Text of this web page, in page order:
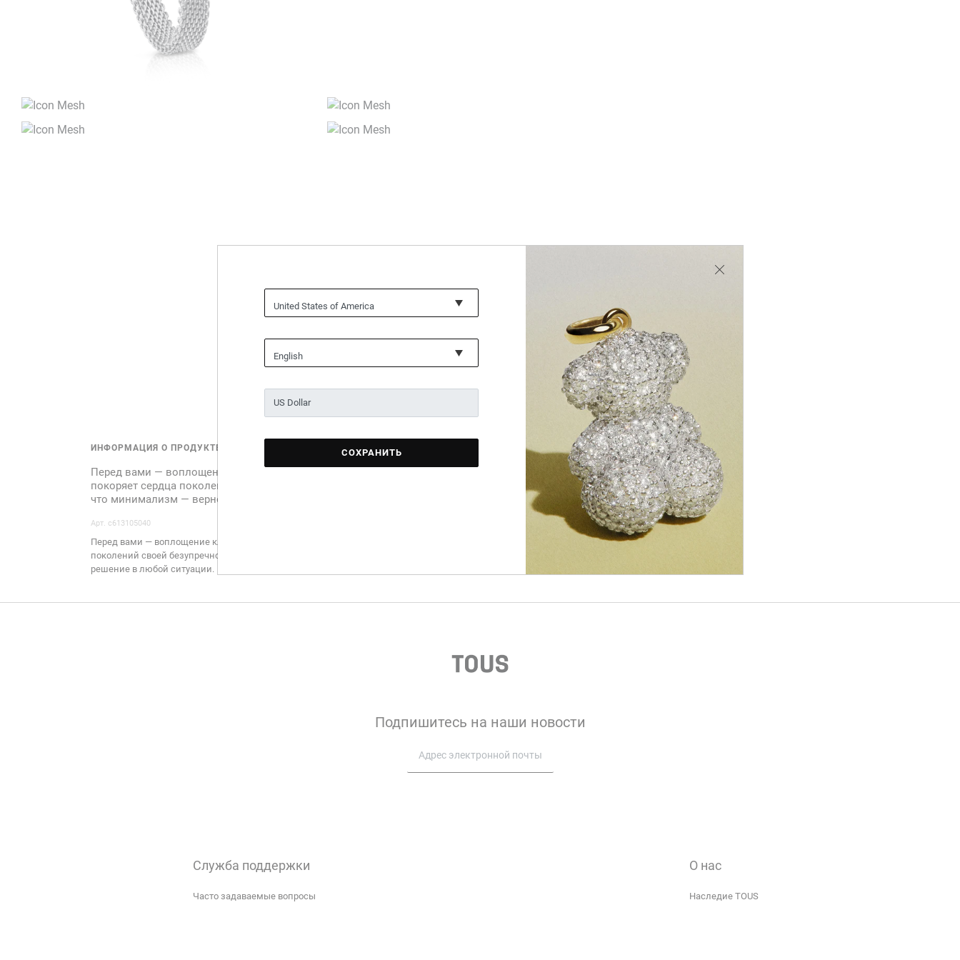
ИНФОРМАЦИЯ О ПРОДУКТЕ
Перед вами — воплощение классики. Украшение, которое отменяет все тренды и
покоряет сердца поколений своей безупречной элегантностью. Это кольцо доказывает,
что минимализм — верное решение в любой ситуации.
Арт. c613105040
Перед вами — воплощение классики. Украшение, которое отменяет все тренды и покоряет сердца
поколений своей безупречной элегантностью. Это кольцо доказывает, что минимализм — верное
решение в любой ситуации.
Подпишитесь на наши новости
Служба поддержки
Часто задаваемые вопросы
О нас
Наследие TOUS
United States of America
English
СОХРАНИТЬ